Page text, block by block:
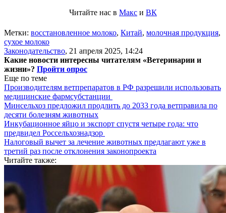
Читайте нас в Макс и ВК
Метки: восстановленное молоко, Китай, молочная продукция,
сухое молоко
Законодательство, 21 апреля 2025, 14:24
Какие новости интересны читателям «Ветеринарии и
жизни»? Пройти опрос
Еще по теме
Производителям ветпрепаратов в РФ разрешили использовать
медицинские фармсубстанции
Минсельхоз предложил продлить до 2033 года ветправила по
десяти болезням животных
Инкубационное яйцо и экспорт спустя четыре года: что
предвидел Россельхознадзор
Налоговый вычет за лечение животных предлагают уже в
третий раз после отклонения законопроекта
Читайте также: